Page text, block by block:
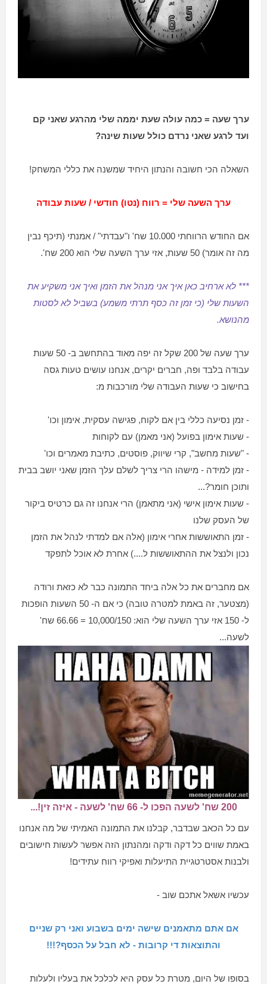
ערך שעה = כמה עולה שעת יממה שלי מהרגע שאני קם
ועד לרגע שאני נרדם כולל שעות שינה?
השאלה הכי חשובה והנתון היחיד שמשנה את כללי המשחק!
ערך השעה שלי = רווח (נטו) חודשי / שעות עבודה
אם החודש הרווחתי 10.000 שח' ו"עבדתי" / אמנתי (תיכף נבין
מה זה אומר) 50 שעות, אזי ערך השעה שלי הוא 200 שח'.
*** לא ארחיב כאן איך אני מנהל את הזמן ואיך אני משקיע את
השעות שלי (כי זמן זה כסף תרתי משמע) בשביל לא לסטות
מהנושא.
ערך שעה של 200 שקל זה יפה מאוד בהתחשב ב- 50 שעות
עבודה בלבד ופה, חברים יקרים, אנחנו עושים טעות גסה
בחישוב כי שעות העבודה שלי מורכבות מ:
- זמן נסיעה כללי בין אם לקוח, פגישה עסקית, אימון וכו'
- שעות אימון בפועל (אני מאמן) עם לקוחות
- "שעות מחשב", קרי שיווק, פוסטים, כתיבת מאמרים וכו'
- זמן למידה - מישהו הרי צריך לשלם עלך הזמן שאני יושב בבית
ותוכן חומר?...
- שעות אימון אישי (אני מתאמן) הרי אנחנו זה גם כרטיס ביקור
של העסק שלנו
- זמן התאוששות אחרי אימון (אלה אם למדתי לנהל את הזמן
נכון ולנצל את ההתאוששות ל....) אחרת לא אוכל לתפקד
אם מחברים את כל אלה ביחד התמונה כבר לא כזאת ורודה
(מצטער, זה באמת למטרה טובה) כי אם ה- 50 השעות הופכות
ל- 150 אזי ערך השעה שלי הוא: 10,000/150 = 66.66 שח'
לשעה...
200 שח' לשעה הפכו ל- 66 שח' לשעה - איזה זין!...
עם כל הכאב שבדבר, קבלנו את התמונה האמיתי של מה אנחנו
באמת שווים כל דקה ודקה ומהנתון הזה אפשר לעשות חישובים
ולבנות אסטרטגיית התיעלות ואפיקי רווח עתידים!
עכשיו אשאל אתכם שוב -
אם אתם מתאמנים שישה ימים בשבוע ואני רק שניים
והתוצאות די קרובות - לא חבל על הכסף?!!!
בסופו של היום, מטרת כל עסק היא לכלכל את בעליו ולעלות